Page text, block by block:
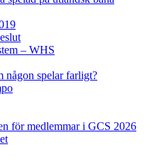
– WHS
någon spelar farligt?
för medlemmar i GCS 2026